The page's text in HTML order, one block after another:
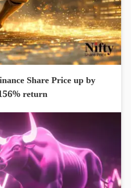
Share Price up by
return